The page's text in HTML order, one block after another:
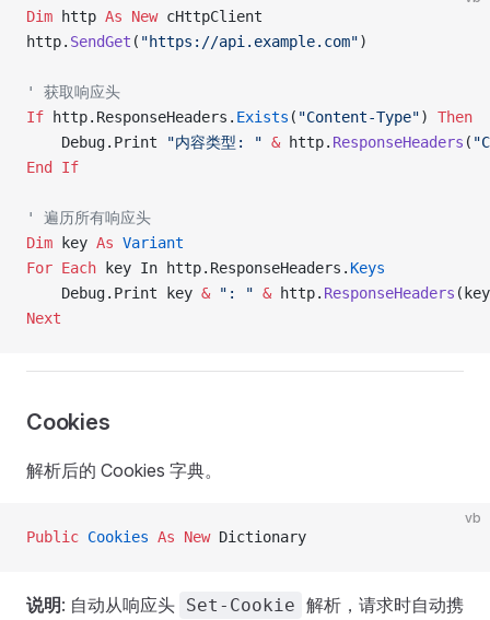
Dim http As New cHttpClient
http. SendGet ( "https://api.example.com")
' 获取响应头
If http.ResponseHeaders. Exists ( "Content-Type") Then
    Debug.Print
"内容类型: " & http. ResponseHeaders (
End If
' 遍历所有响应头
Dim key As Variant
For Each key In http.ResponseHeaders. Keys
    Debug.Print key
& ": " & http. ResponseHeaders
Next
Cookies
解析后的 Cookies 字典。
vb
Public Cookies As New Dictionary
说明: 自动从响应头 Set-Cookie 解析，请求时自动携